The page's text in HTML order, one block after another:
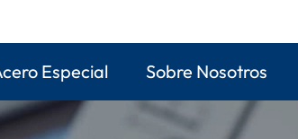
Especial Sobre Nosotros